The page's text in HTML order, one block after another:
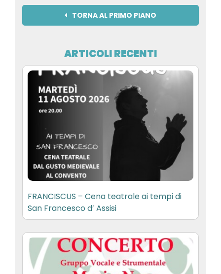
TORNA AL PRIMO PIANO
ARTICOLI RECENTI
FRANCISCUS – Cena teatrale ai tempi di
San Francesco d’ Assisi